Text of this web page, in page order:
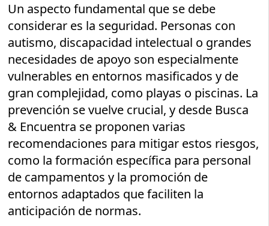
Un aspecto fundamental que se debe
considerar es la seguridad. Personas con
autismo, discapacidad intelectual o grandes
necesidades de apoyo son especialmente
vulnerables en entornos masificados y de
gran complejidad, como playas o piscinas. La
prevención se vuelve crucial, y desde Busca
& Encuentra se proponen varias
recomendaciones para mitigar estos riesgos,
como la formación específica para personal
de campamentos y la promoción de
entornos adaptados que faciliten la
anticipación de normas.